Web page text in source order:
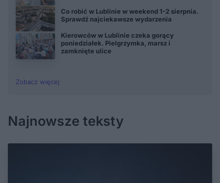
Co robić w Lublinie w weekend 1-2 sierpnia.
Sprawdź najciekawsze wydarzenia
Kierowców w Lublinie czeka gorący
poniedziałek. Pielgrzymka, marsz i
zamknięte ulice
Zobacz więcej
Najnowsze teksty